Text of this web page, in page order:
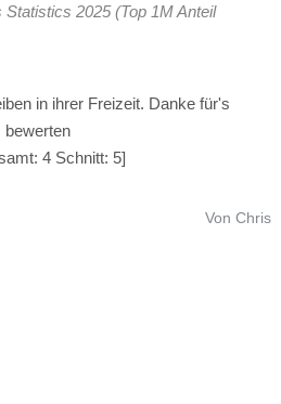
2025 (Top 1M Anteil
in ihrer Freizeit. Danke für's
bewerten
4 Schnitt: 5]
Von Chris